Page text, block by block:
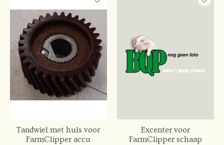
Tandwiel met huls voor
FarmClipper accu
Excenter voor
FarmClipper schaap